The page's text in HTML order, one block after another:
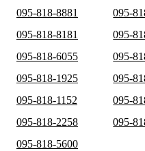
095-818-8881
095-
095-818-8181
095-
095-818-6055
095-
095-818-1925
095-
095-818-1152
095-
095-818-2258
095-
095-818-5600